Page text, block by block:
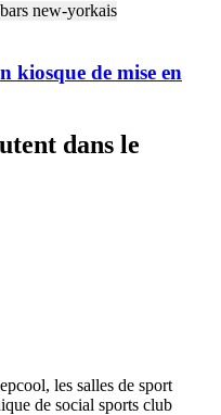
kiosque de mise en
dans le
les salles de sport
de social sports club